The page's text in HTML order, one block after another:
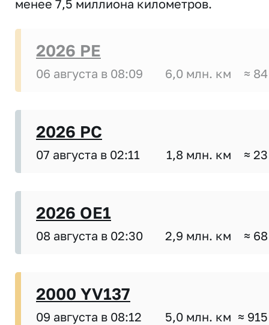
менее 7,5 миллиона километров.
2026 PE
06 августа в 08:09 6,0 млн. км ≈
2026 PC
07 августа в 02:11 1,8 млн. км ≈
2026 OE1
08 августа в 02:30 2,9 млн. км ≈
2000 YV137
09 августа в 08:12 5,0 млн. км ≈